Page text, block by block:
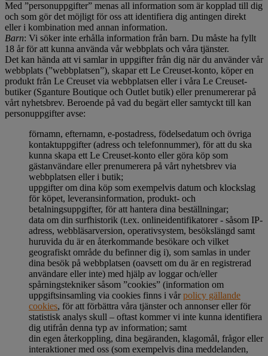
Med ”personuppgifter” menas all information som är kopplad till dig
och som gör det möjligt för oss att identifiera dig antingen direkt
eller i kombination med annan information.
Barn: Vi söker inte erhålla information från barn. Du måste ha fyllt
18 år för att kunna använda vår webbplats och våra tjänster.
Det kan hända att vi samlar in uppgifter från dig när du använder vår
webbplats (”webbplatsen”), skapar ett Le Creuset-konto, köper en
produkt från Le Creuset via webbplatsen eller i våra Le Creuset-
butiker (Sganture Boutique och Outlet butik) eller prenumererar på
vårt nyhetsbrev. Beroende på vad du begärt eller samtyckt till kan
personuppgifter avse:
förnamn, efternamn, e-postadress, födelsedatum och övriga
kontaktuppgifter (adress och telefonnummer), för att du ska
kunna skapa ett Le Creuset-konto eller göra köp som
gästanvändare eller prenumerera på vårt nyhetsbrev via
webbplatsen eller i butik;
uppgifter om dina köp som exempelvis datum och klockslag
för köpet, leveransinformation, produkt- och
betalningsuppgifter, för att hantera dina beställningar;
data om din surfhistorik (t.ex. onlineidentifikatorer - såsom IP-
adress, webbläsarversion, operativsystem, besökslängd samt
huruvida du är en återkommande besökare och vilket
geografiskt område du befinner dig i), som samlas in under
dina besök på webbplatsen (oavsett om du är en registrerad
användare eller inte) med hjälp av loggar och/eller
spårningstekniker såsom ”cookies” (information om
uppgiftsinsamling via cookies finns i vårpolicy gällande
cookies, för att förbättra våra tjänster och annonser eller för
statistisk analys skull – oftast kommer vi inte kunna identifiera
dig utifrån denna typ av information; samt
din egen återkoppling, dina begäranden, klagomål, frågor eller
interaktioner med oss (som exempelvis dina meddelanden,